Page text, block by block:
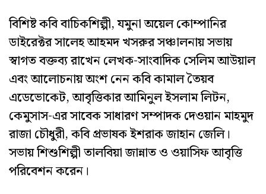
বিশিষ্ট কবি বাচিকশিল্পী, যমুনা অয়েল কোম্পানির
ডাইরেক্টর সালেহ আহমদ খসরুর সঞ্চালনায় সভায়
স্বাগত বক্তব্য রাখেন লেখক-সাংবাদিক সেলিম আউয়াল
এবং আলোচনায় অংশ নেন কবি কামাল তৈয়ব
এডেভোকেট, আবৃত্তিকার আমিনুল ইসলাম লিটন,
কেমুসাস-এর সাবেক সাধারণ সম্পাদক দেওয়ান মাহমুদ
রাজা চৌধুরী, কবি প্রভাষক ইশরাক জাহান জেলি।
সভায় শিশুশিল্পী তালবিয়া জান্নাত ও ওয়াসিফ আবৃত্তি
পরিবেশন করেন।